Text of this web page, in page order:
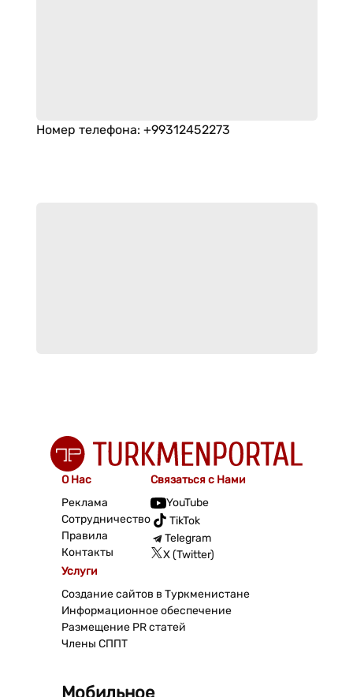
Номер телефона: +99312452273
О Нас
Реклама
Сотрудничество
Правила
Контакты
Связаться с Нами
YouTube
TikTok
Telegram
X (Twitter)
Услуги
Создание сайтов в Туркменистане
Информационное обеспечение
Размещение PR статей
Члены СППТ
Мобильное